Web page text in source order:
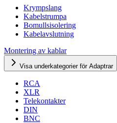
Krympslang
Kabelstrumpa
Bomullsisolering
Kabelavslutning
Montering av kablar
Visa underkategorier för Adaptrar
RCA
XLR
Telekontakter
DIN
BNC